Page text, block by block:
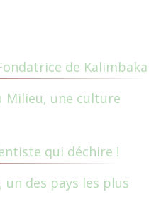
de Kalimbaka
Milieu, une culture
qui déchire !
un des pays les plus